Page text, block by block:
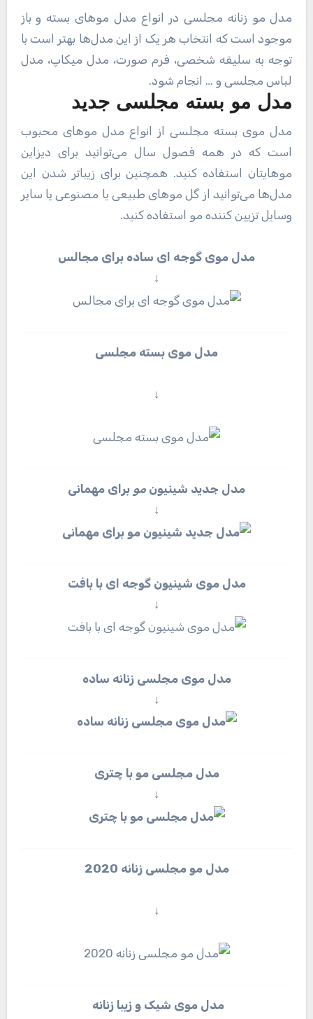
مدل مو زنانه مجلسی در انواع مدل مو‌های بسته و باز
موجود است که انتخاب هر یک از این مدل‌ها بهتر است با
توجه به سلیقه شخصی، فرم صورت، مدل میکاپ، مدل
لباس مجلسی و … انجام شود.
مدل مو بسته مجلسی جدید
مدل موی بسته مجلسی از انواع مدل مو‌های محبوب
است که در همه فصول سال می‌توانید برای دیزاین
موهایتان استفاده کنید. همچنین برای زیباتر شدن این
مدل‌ها می‌توانید از گل مو‌های طبیعی یا مصنوعی یا سایر
وسایل تزیین کننده مو استفاده کنید.
مدل موی گوجه ای ساده برای مجالس
↓
مدل موی بسته مجلسی
↓
مدل جدید شینیون مو برای مهمانی
↓
مدل موی شینیون گوجه ای با بافت
↓
مدل موی مجلسی زنانه ساده
↓
مدل مجلسی مو با چتری
↓
مدل مو مجلسی زنانه 2020
↓
مدل موی شیک و زیبا زنانه